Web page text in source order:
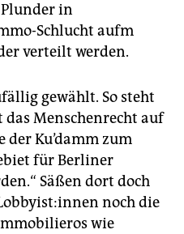
in
Schlucht aufm
verteilt werden.
gewählt. So steht
das Menschenrecht auf
der Ku’damm zum
für Berliner
Säßen dort doch
noch die
wie